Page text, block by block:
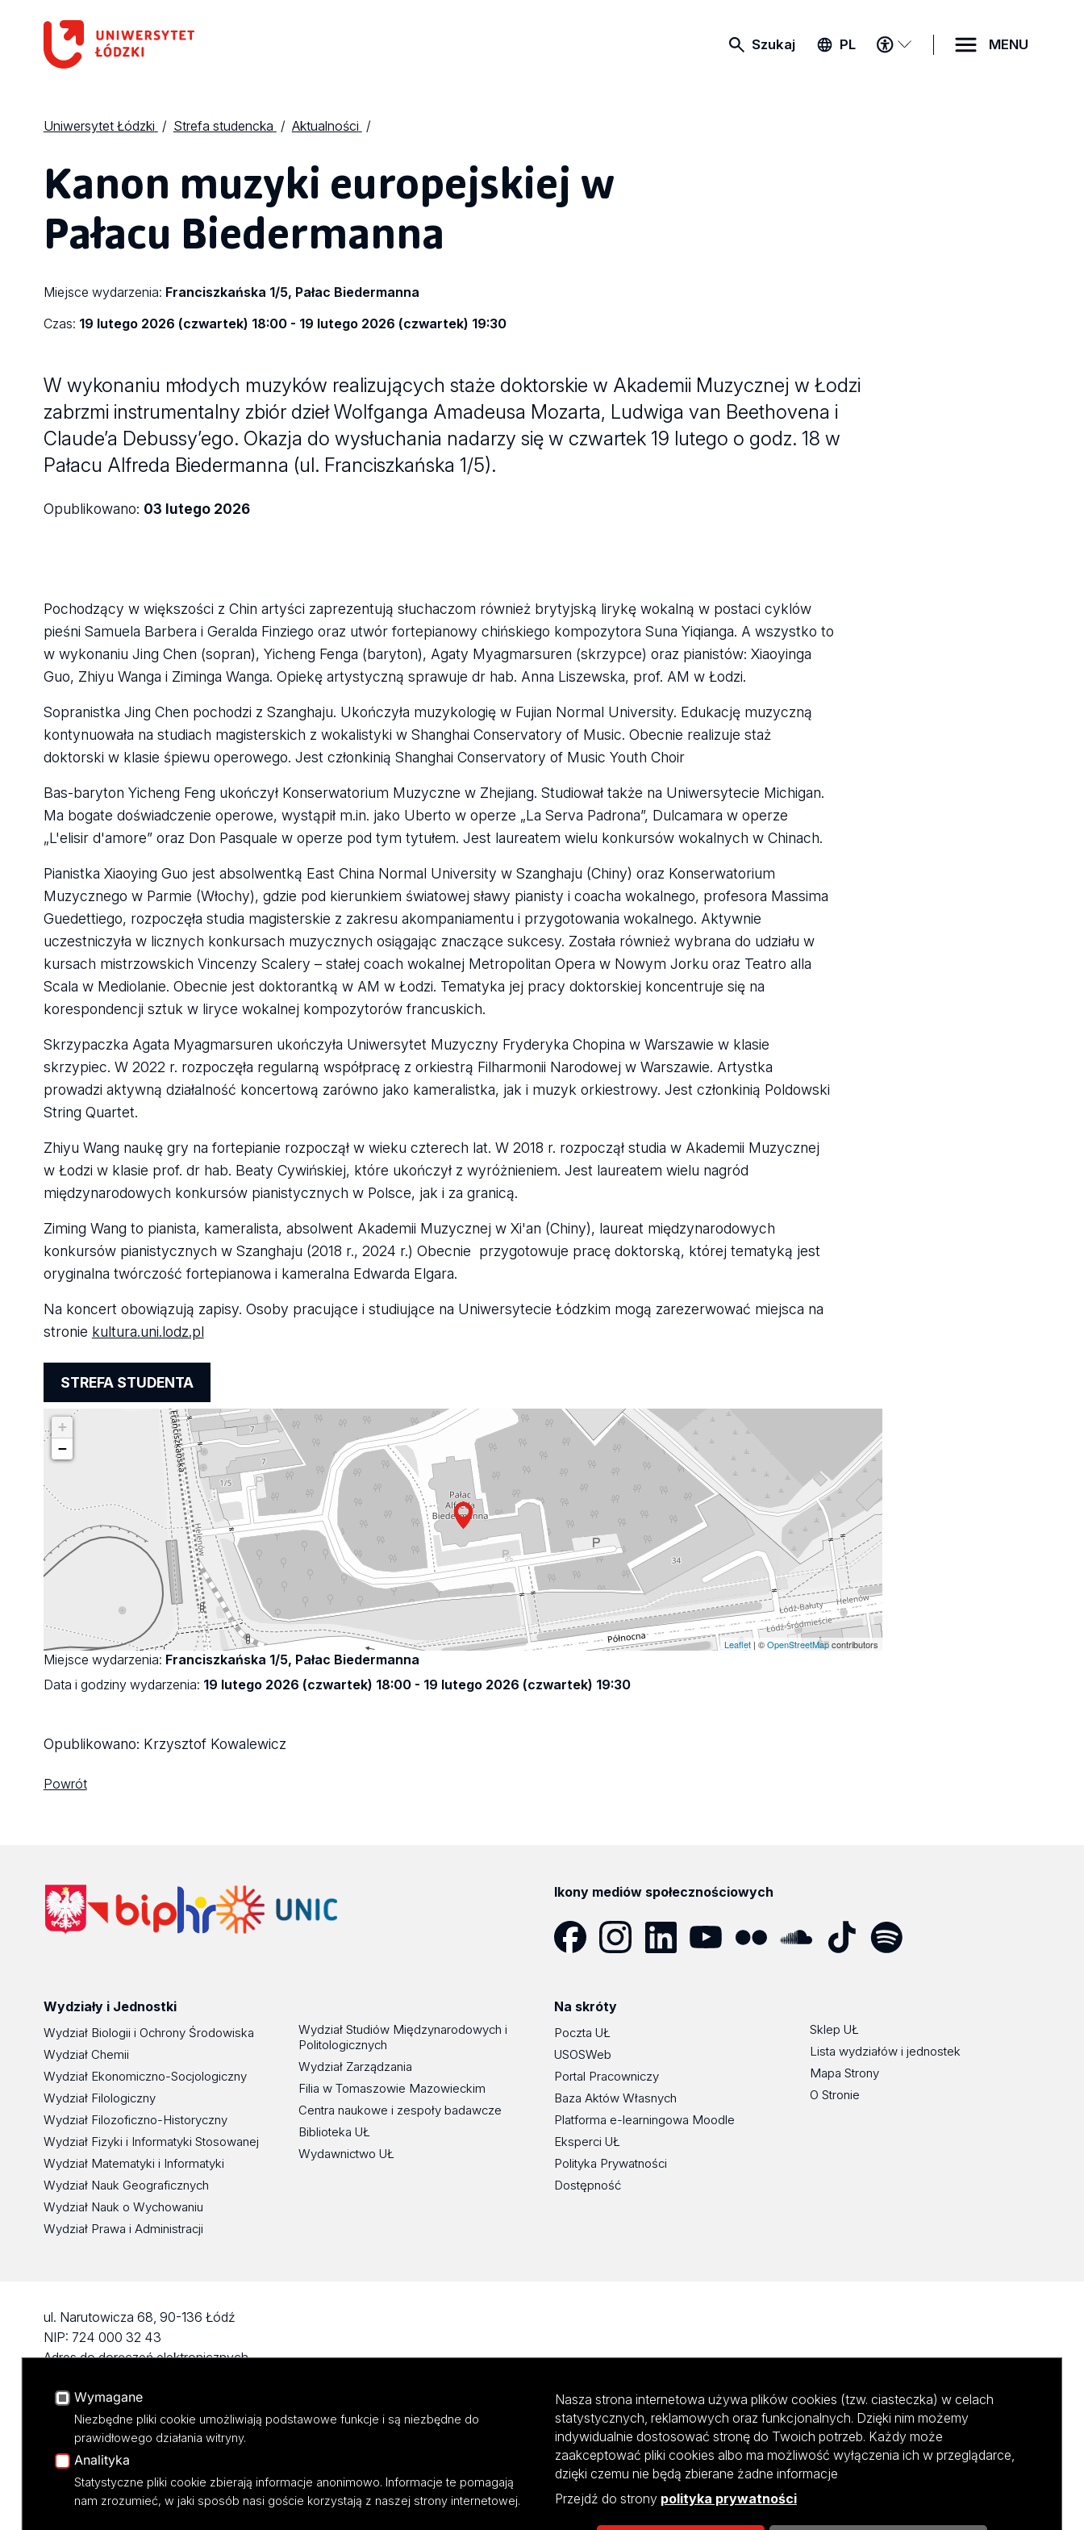
Szukaj PL
MENU
DOSTĘPNOŚCI
MENU
Uniwersytet Łódzki Strefa studencka Aktualności
Kanon muzyki europejskiej w
Pałacu Biedermanna
Miejsce wydarzenia: Franciszkańska 1/5, Pałac Biedermanna
Czas: 19 lutego 2026 (czwartek) 18:00 - 19 lutego 2026 (czwartek) 19:30
W wykonaniu młodych muzyków realizujących staże doktorskie w Akademii Muzycznej w Łodzi
zabrzmi instrumentalny zbiór dzieł Wolfganga Amadeusa Mozarta, Ludwiga van Beethovena i
Claude’a Debussy’ego. Okazja do wysłuchania nadarzy się w czwartek 19 lutego o godz. 18 w
Pałacu Alfreda Biedermanna (ul. Franciszkańska 1/5).
Opublikowano: 03 lutego 2026
Pochodzący w większości z Chin artyści zaprezentują słuchaczom również brytyjską lirykę wokalną w postaci cyklów
pieśni Samuela Barbera i Geralda Finziego oraz utwór fortepianowy chińskiego kompozytora Suna Yiqianga. A wszystko to
w wykonaniu Jing Chen (sopran), Yicheng Fenga (baryton), Agaty Myagmarsuren (skrzypce) oraz pianistów: Xiaoyinga
Guo, Zhiyu Wanga i Ziminga Wanga. Opiekę artystyczną sprawuje dr hab. Anna Liszewska, prof. AM w Łodzi.
Sopranistka Jing Chen pochodzi z Szanghaju. Ukończyła muzykologię w Fujian Normal University. Edukację muzyczną
kontynuowała na studiach magisterskich z wokalistyki w Shanghai Conservatory of Music. Obecnie realizuje staż
doktorski w klasie śpiewu operowego. Jest członkinią Shanghai Conservatory of Music Youth Choir
Bas-baryton Yicheng Feng ukończył Konserwatorium Muzyczne w Zhejiang. Studiował także na Uniwersytecie Michigan.
Ma bogate doświadczenie operowe, wystąpił m.in. jako Uberto w operze „La Serva Padrona”, Dulcamara w operze
„L'elisir d'amore” oraz Don Pasquale w operze pod tym tytułem. Jest laureatem wielu konkursów wokalnych w Chinach.
Pianistka Xiaoying Guo jest absolwentką East China Normal University w Szanghaju (Chiny) oraz Konserwatorium
Muzycznego w Parmie (Włochy), gdzie pod kierunkiem światowej sławy pianisty i coacha wokalnego, profesora Massima
Guedettiego, rozpoczęła studia magisterskie z zakresu akompaniamentu i przygotowania wokalnego. Aktywnie
uczestniczyła w licznych konkursach muzycznych osiągając znaczące sukcesy. Została również wybrana do udziału w
kursach mistrzowskich Vincenzy Scalery – stałej coach wokalnej Metropolitan Opera w Nowym Jorku oraz Teatro alla
Scala w Mediolanie. Obecnie jest doktorantką w AM w Łodzi. Tematyka jej pracy doktorskiej koncentruje się na
korespondencji sztuk w liryce wokalnej kompozytorów francuskich.
Skrzypaczka Agata Myagmarsuren ukończyła Uniwersytet Muzyczny Fryderyka Chopina w Warszawie w klasie
skrzypiec. W 2022 r. rozpoczęła regularną współpracę z orkiestrą Filharmonii Narodowej w Warszawie. Artystka
prowadzi aktywną działalność koncertową zarówno jako kameralistka, jak i muzyk orkiestrowy. Jest członkinią Poldowski
String Quartet.
Zhiyu Wang naukę gry na fortepianie rozpoczął w wieku czterech lat. W 2018 r. rozpoczął studia w Akademii Muzycznej
w Łodzi w klasie prof. dr hab. Beaty Cywińskiej, które ukończył z wyróżnieniem. Jest laureatem wielu nagród
międzynarodowych konkursów pianistycznych w Polsce, jak i za granicą.
Ziming Wang to pianista, kameralista, absolwent Akademii Muzycznej w Xi'an (Chiny), laureat międzynarodowych
konkursów pianistycznych w Szanghaju (2018 r., 2024 r.) Obecnie przygotowuje pracę doktorską, której tematyką jest
oryginalna twórczość fortepianowa i kameralna Edwarda Elgara.
Na koncert obowiązują zapisy. Osoby pracujące i studiujące na Uniwersytecie Łódzkim mogą zarezerwować miejsca na
stronie kultura.uni.lodz.pl
STREFA STUDENTA
+
−
Leaflet| ©OpenStreetMapcontributors
Miejsce wydarzenia: Franciszkańska 1/5, Pałac Biedermanna
Data i godziny wydarzenia: 19 lutego 2026 (czwartek) 18:00 - 19 lutego 2026 (czwartek) 19:30
Opublikowano: Krzysztof Kowalewicz
Powrót
Ikony mediów społecznościowych
Wydziały i Jednostki
Wydział Biologii i Ochrony Środowiska
Wydział Chemii
Wydział Ekonomiczno-Socjologiczny
Wydział Filologiczny
Wydział Filozoficzno-Historyczny
Wydział Fizyki i Informatyki Stosowanej
Wydział Matematyki i Informatyki
Wydział Nauk Geograficznych
Wydział Nauk o Wychowaniu
Wydział Prawa i Administracji
Wydział Studiów Międzynarodowych i
Politologicznych
Wydział Zarządzania
Filia w Tomaszowie Mazowieckim
Centra naukowe i zespoły badawcze
Biblioteka UŁ
Wydawnictwo UŁ
Na skróty
Poczta UŁ
USOSWeb
Portal Pracowniczy
Baza Aktów Własnych
Platforma e-learningowa Moodle
Eksperci UŁ
Polityka Prywatności
Dostępność
Sklep UŁ
Lista wydziałów i jednostek
Mapa Strony
O Stronie
ul. Narutowicza 68, 90-136 Łódź
NIP: 724 000 32 43
Adres do doręczeń elektronicznych
KONTAKT
Wymagane
Niezbędne pliki cookie umożliwiają podstawowe funkcje i są niezbędne do
prawidłowego działania witryny.
Analityka
Statystyczne pliki cookie zbierają informacje anonimowo. Informacje te pomagają
nam zrozumieć, w jaki sposób nasi goście korzystają z naszej strony internetowej.
Nasza strona internetowa używa plików cookies (tzw. ciasteczka) w celach
statystycznych, reklamowych oraz funkcjonalnych. Dzięki nim możemy
indywidualnie dostosować stronę do Twoich potrzeb. Każdy może
zaakceptować pliki cookies albo ma możliwość wyłączenia ich w przeglądarce,
dzięki czemu nie będą zbierane żadne informacje
Przejdź do strony polityka prywatności